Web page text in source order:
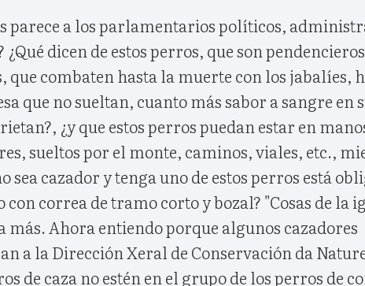
parece a los parlamentarios políticos,
¿Qué dicen de estos perros, que son
que combaten hasta la muerte con los jabalíes,
que no sueltan, cuanto más sabor a sangre en
¿y que estos perros puedan estar en
sueltos por el monte, caminos, viales, etc.,
sea cazador y tenga uno de estos perros está
correa de tramo corto y bozal? "Cosas de la
más. Ahora entiendo porque algunos cazadores
a la Dirección Xeral de Conservación da
de caza no estén en el grupo de los perros de